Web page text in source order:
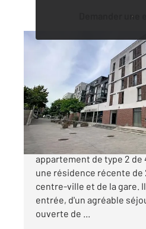
Demander une
MARGNY LES COMPIEGNE
, 2 pièces
Appartement T2 à
166 920 €
MARGNY-LES-
appartement de type 2 de
une résidence récente de
centre-ville et de la gare.
entrée, d'un agréable
ouverte de ...